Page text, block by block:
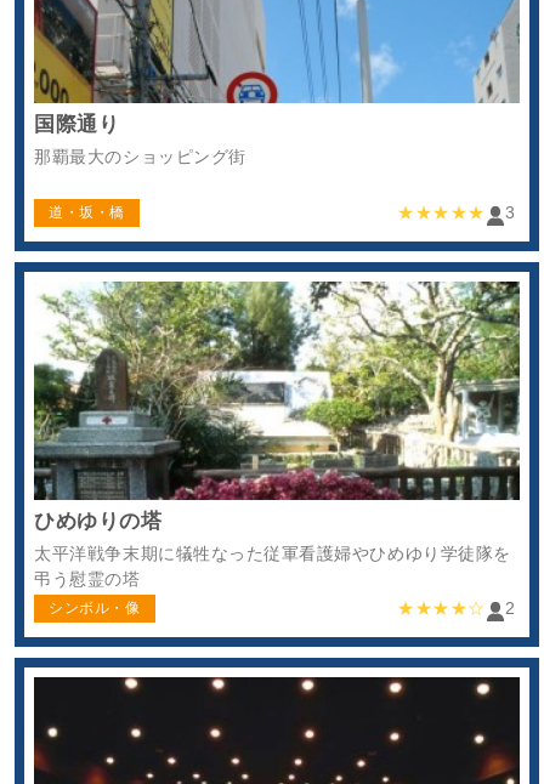
国際通り
那覇最大のショッピング街
道・坂・橋 ★★★★★ 3
ひめゆりの塔
太平洋戦争末期に犠牲なった従軍看護婦やひめゆり学徒隊を
弔う慰霊の塔
シンボル・像 ★★★★☆ 2